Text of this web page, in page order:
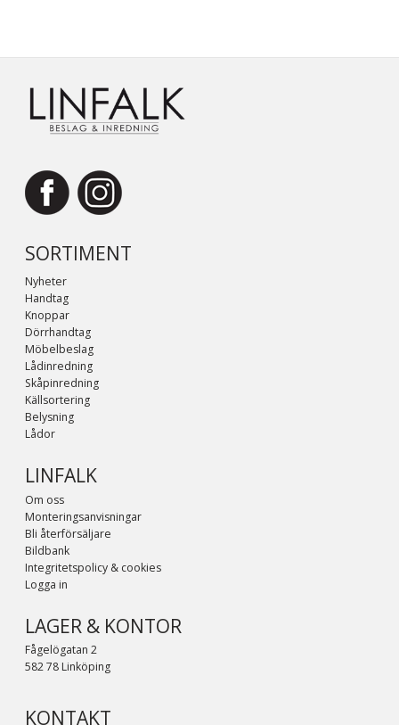
SORTIMENT
Nyheter
Handtag
Knoppar
Dörrhandtag
Möbelbeslag
Lådinredning
Skåpinredning
Källsortering
Belysning
Lådor
LINFALK
Om oss
Monteringsanvisningar
Bli återförsäljare
Bildbank
Integritetspolicy & cookies
Logga in
LAGER & KONTOR
Fågelögatan 2
582 78 Linköping
KONTAKT